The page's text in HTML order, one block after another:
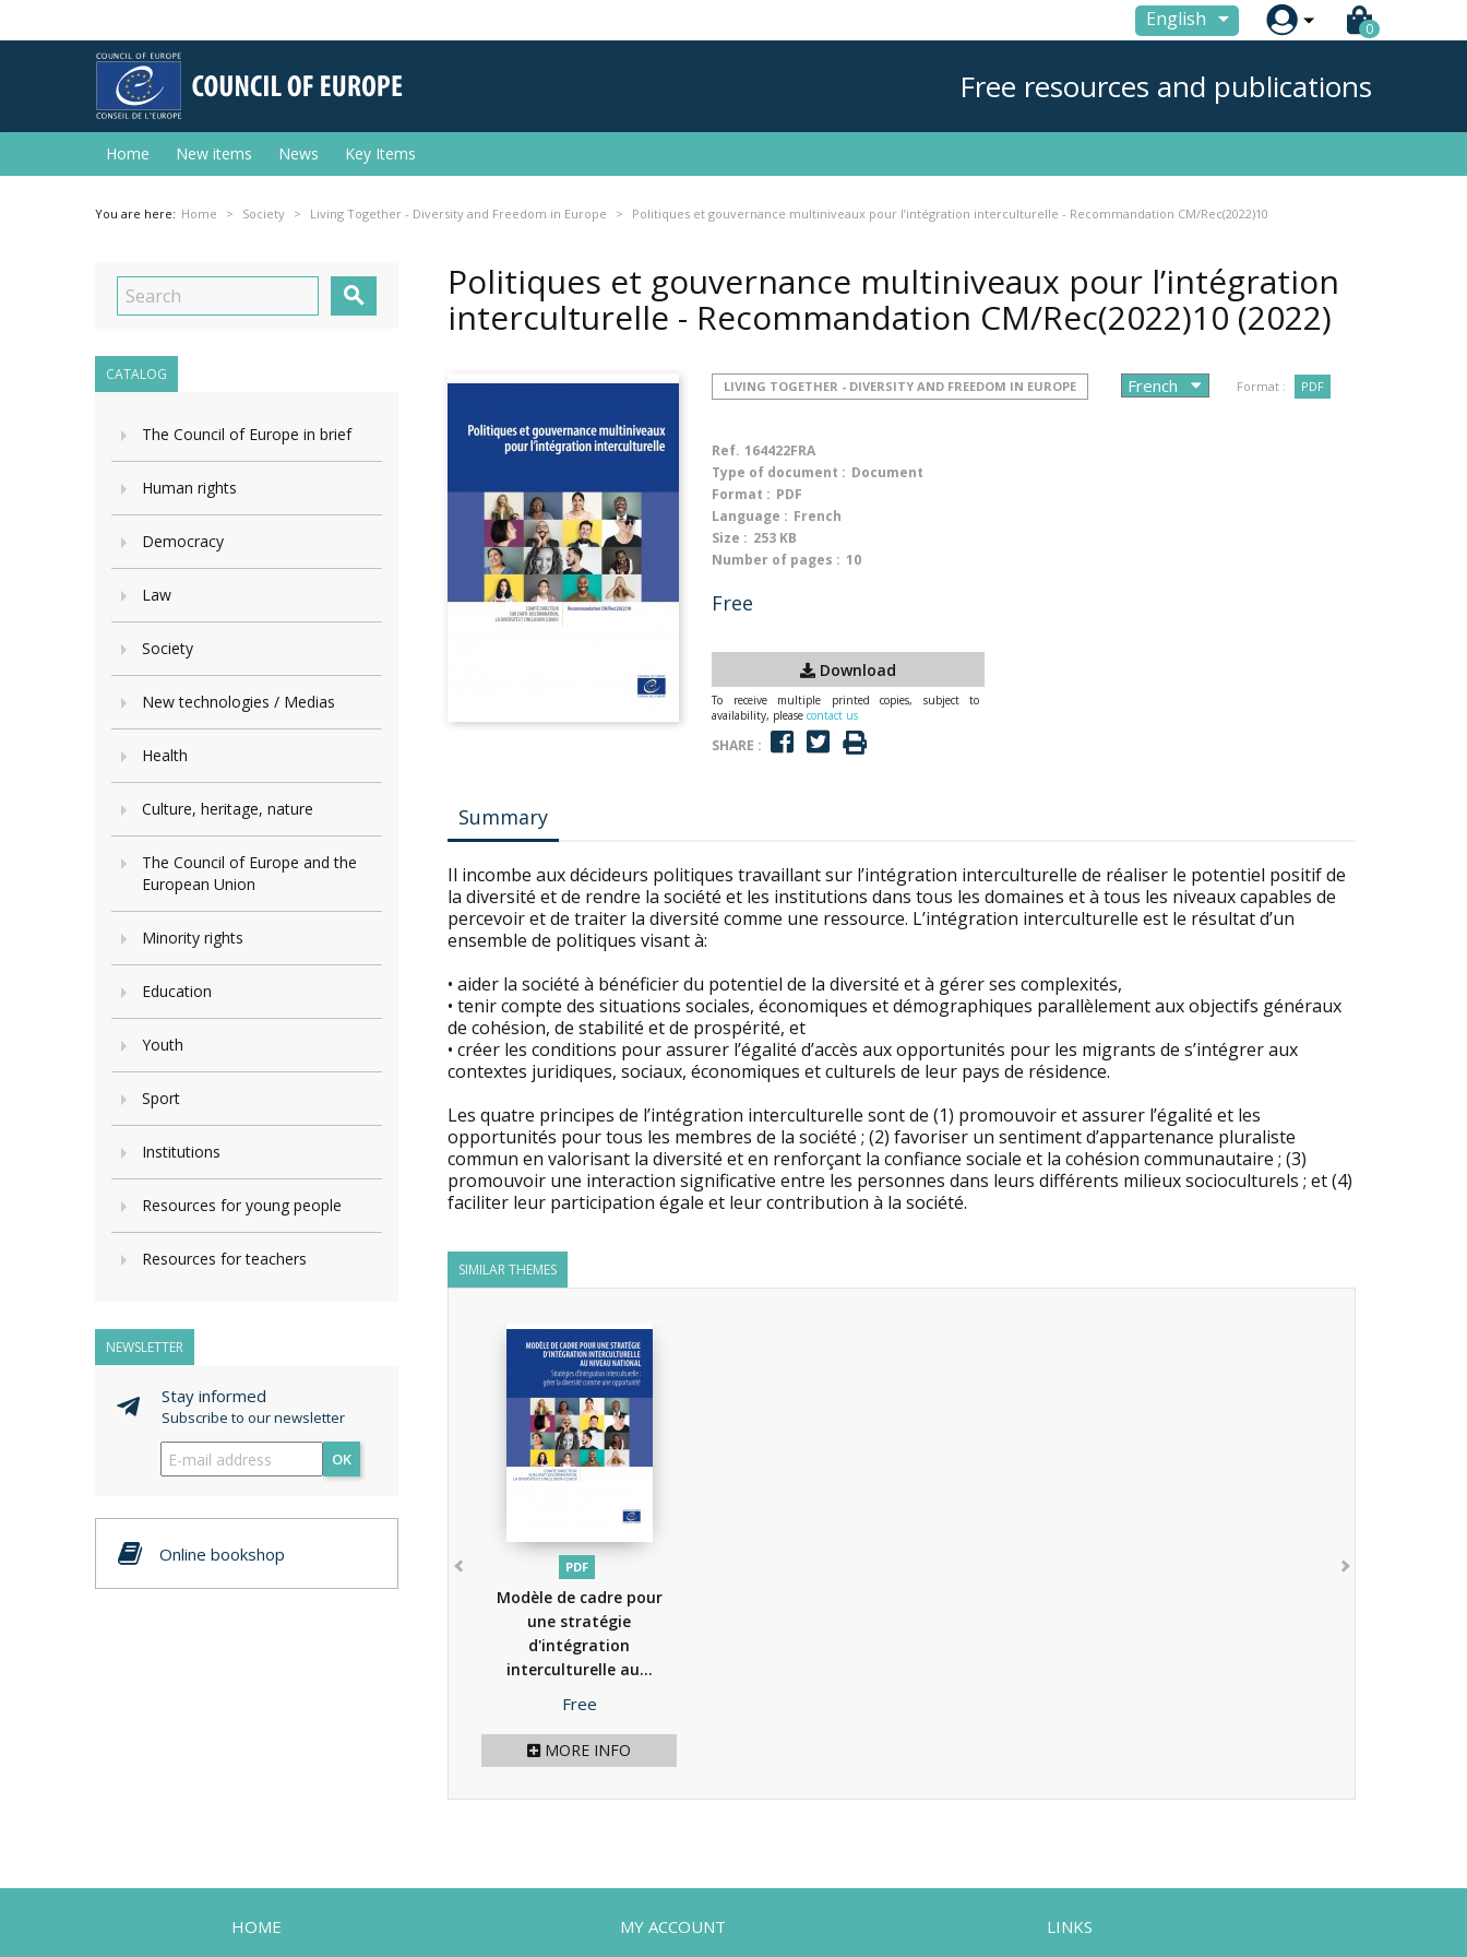
English  0
Free resources and publications
Home New items News Key Items
You are here: Home Society Living Together - Diversity and Freedom in Europe Politiques et gouvernance multiniveaux pour l’intégration interculturelle - Recommandation CM/Rec(2022)10

CATALOG
The Council of Europe in brief
Human rights
Democracy
Law
Society
New technologies / Medias
Health
Culture, heritage, nature
The Council of Europe and the
European Union
Minority rights
Education
Youth
Sport
Institutions
Resources for young people
Resources for teachers
NEWSLETTER
Stay informed
Subscribe to our newsletter
OK
Online bookshop
Politiques et gouvernance multiniveaux pour l’intégration
interculturelle - Recommandation CM/Rec(2022)10 (2022)
LIVING TOGETHER - DIVERSITY AND FREEDOM IN EUROPE Format : PDF
Ref. 164422FRA
Type of document : Document
Format : PDF
Language : French
Size : 253 KB
Number of pages : 10
Free
Download
To receive multiple printed copies, subject to
availability, please contact us
SHARE :
Summary
Il incombe aux décideurs politiques travaillant sur l’intégration interculturelle de réaliser le potentiel positif de
la diversité et de rendre la société et les institutions dans tous les domaines et à tous les niveaux capables de
percevoir et de traiter la diversité comme une ressource. L’intégration interculturelle est le résultat d’un
ensemble de politiques visant à:
• aider la société à bénéficier du potentiel de la diversité et à gérer ses complexités,
• tenir compte des situations sociales, économiques et démographiques parallèlement aux objectifs généraux
de cohésion, de stabilité et de prospérité, et
• créer les conditions pour assurer l’égalité d’accès aux opportunités pour les migrants de s’intégrer aux
contextes juridiques, sociaux, économiques et culturels de leur pays de résidence.
Les quatre principes de l’intégration interculturelle sont de (1) promouvoir et assurer l’égalité et les
opportunités pour tous les membres de la société ; (2) favoriser un sentiment d’appartenance pluraliste
commun en valorisant la diversité et en renforçant la confiance sociale et la cohésion communautaire ; (3)
promouvoir une interaction significative entre les personnes dans leurs différents milieux socioculturels ; et (4)
faciliter leur participation égale et leur contribution à la société.
SIMILAR THEMES
PDF
Modèle de cadre pour
une stratégie
d'intégration
interculturelle au...
Price
Free
MORE INFO
HOME MY ACCOUNT LINKS